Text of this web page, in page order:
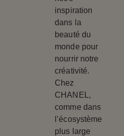
inspiration
dans la
beauté du
monde pour
nourrir notre
créativité.
Chez
CHANEL,
comme dans
l’écosystème
plus large